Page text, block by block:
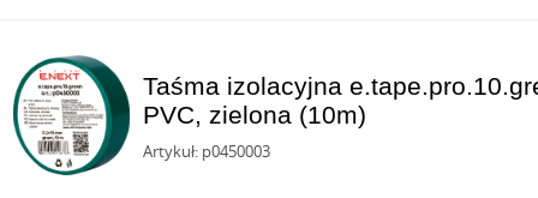
Taśma izolacyjna
PVC, zielona (10m)
Artykuł: p0450003